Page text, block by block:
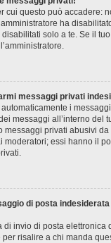
cui questo può accadere:
ha
solo a te. Se il
messaggi privati
i
messaggi all’interno del
messaggi privati ​​abusivi
moderatori; essi hanno il
di posta
di invio di posta elettronica
risalire a chi manda